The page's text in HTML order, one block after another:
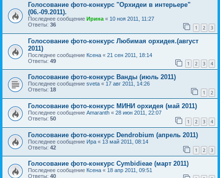
Голосование фото-конкурс "Орхидеи в интерьере"
(06.-09.2011).
Последнее сообщение Ирина « 10 ноя 2011, 11:27
Ответы: 36 1 2 3
Голосование фото-конкурс Любимая орхидея.(август
2011)
Последнее сообщение Ксена « 21 сен 2011, 18:14
Ответы: 49 1 2 3 4
Голосование фото-конкурс Ванды (июль 2011)
Последнее сообщение sveta « 17 авг 2011, 14:26
Ответы: 18 1 2
Голосование фото-конкурс МИНИ орхидея (май 2011)
Последнее сообщение Amaranth « 28 июн 2011, 22:07
Ответы: 50 1 2 3 4
Голосование фото-конкурс Dendrobium (апрель 2011)
Последнее сообщение Ира « 13 май 2011, 08:14
Ответы: 42 1 2 3
Голосование фото-конкурс Cymbidieae (март 2011)
Последнее сообщение Ксена « 18 апр 2011, 09:51
Ответы: 40